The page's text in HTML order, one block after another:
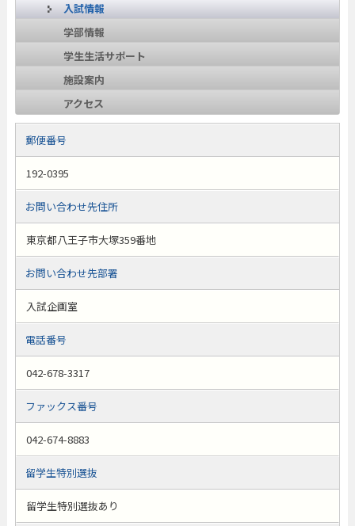
入試情報
学部情報
学生生活サポート
施設案内
アクセス
郵便番号
192-0395
お問い合わせ先住所
東京都八王子市大塚359番地
お問い合わせ先部署
入試企画室
電話番号
042-678-3317
ファックス番号
042-674-8883
留学生特別選抜
留学生特別選抜あり